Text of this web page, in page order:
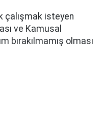
çalışmak isteyen
ve Kamusal
bırakılmamış olması